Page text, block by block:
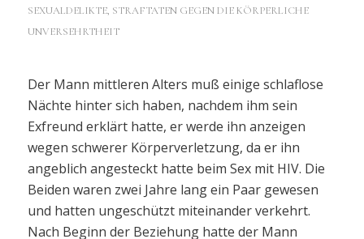
SEXUALDELIKTE, STRAFTATEN GEGEN DIE KÖRPERLICHE
UNVERSEHRTHEIT
Der Mann mittleren Alters muß einige schlaflose
Nächte hinter sich haben, nachdem ihm sein
Exfreund erklärt hatte, er werde ihn anzeigen
wegen schwerer Körperverletzung, da er ihn
angeblich angesteckt hatte beim Sex mit HIV. Die
Beiden waren zwei Jahre lang ein Paar gewesen
und hatten ungeschützt miteinander verkehrt.
Nach Beginn der Beziehung hatte der Mann